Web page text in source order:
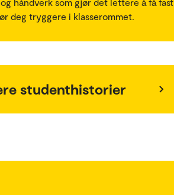
deg tryggere i klasserommet.
studenthistorier